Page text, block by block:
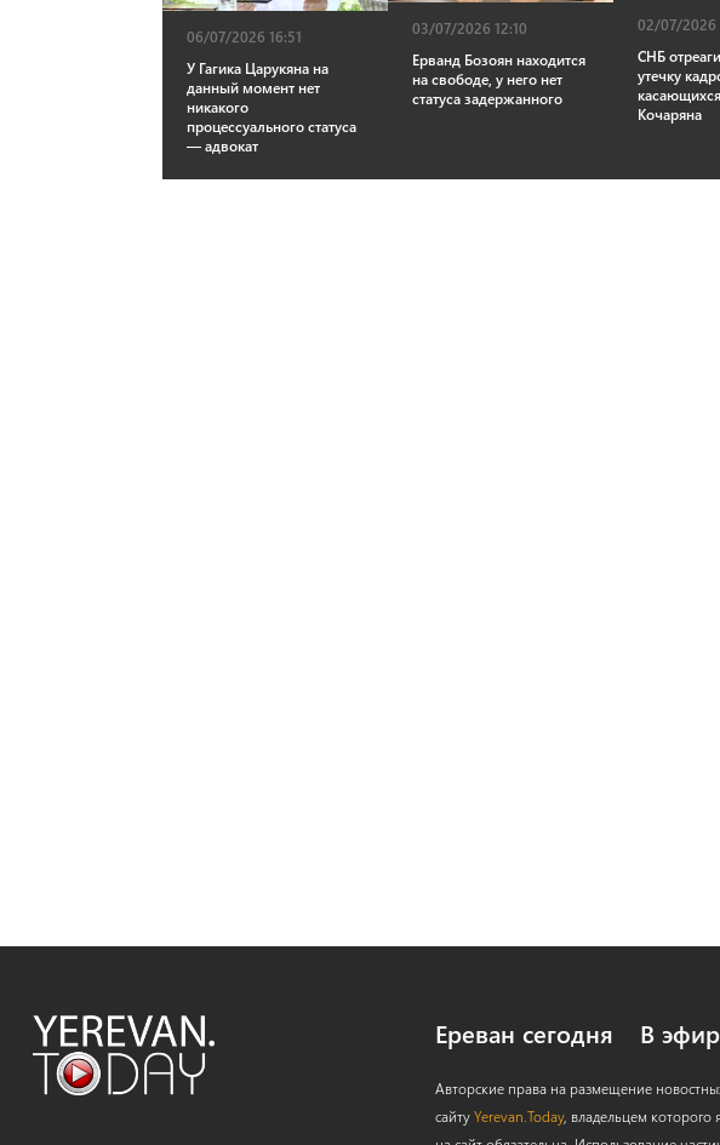
06/07/2026 16:51
У Гагика Царукяна на
данный момент нет
никакого
процессуального статуса
— адвокат
03/07/2026 12:10
Ерванд Бозоян находится
на свободе, у него нет
статуса задержанного
02/07/2026
СНБ
утечку
Кочаряна
Ереван сегодня В
Авторские права на размещение
сайтуYerevan.Today, владельцем